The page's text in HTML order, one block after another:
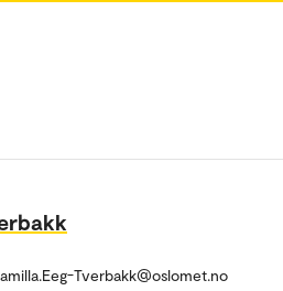
Tverbakk@oslomet.no